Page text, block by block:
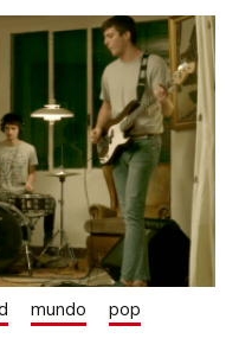
mundo
pop